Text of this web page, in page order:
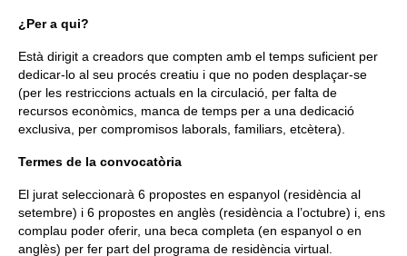
¿Per a qui?
Està dirigit a creadors que compten amb el temps suficient per
dedicar-lo al seu procés creatiu i que no poden desplaçar-se
(per les restriccions actuals en la circulació, per falta de
recursos econòmics, manca de temps per a una dedicació
exclusiva, per compromisos laborals, familiars, etcètera).
Termes de la convocatòria
El jurat seleccionarà 6 propostes en espanyol (residència al
setembre) i 6 propostes en anglès (residència a l’octubre) i, ens
complau poder oferir, una beca completa (en espanyol o en
anglès) per fer part del programa de residència virtual.